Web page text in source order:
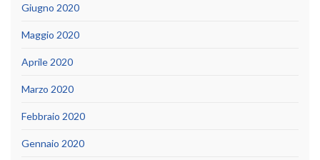
Giugno 2020
Maggio 2020
Aprile 2020
Marzo 2020
Febbraio 2020
Gennaio 2020